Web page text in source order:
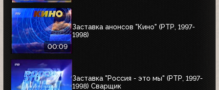
00:09
Заставка анонсов "Кино" (РТР, 1997-
1998)
Заставка "Россия - это мы" (РТР, 1997-
1998) Сварщик